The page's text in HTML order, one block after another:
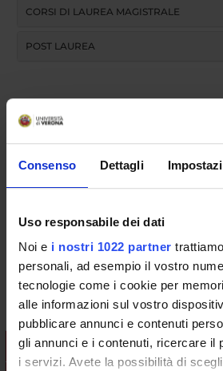
Consenso Dettagli
Uso responsabile dei dati
Noi e i nostri 1022 partner
personali, ad esempio il vostro
tecnologie come i cookie per
alle informazioni sul vostro
pubblicare annunci e contenuti
gli annunci e i contenuti, ricercare il
i servizi. Avete la possibilità di
CORSI DI LAUREA MAGISTRALE
POST LAUREA
Anatomia
specifiche della
Codice insegnamento
Crediti
50
Coordinatore
Matteo Brunelli
L'insegnamento è organizzato come segue: